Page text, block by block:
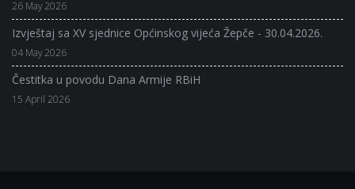
26 May 2026
Izvještaj sa XV sjednice Općinskog vijeća Žepče - 30.04.2026.
04 May 2026
Čestitka u povodu Dana Armije RBiH
15 April 2026